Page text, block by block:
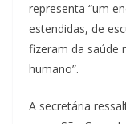
representa “um
estendidas, de
fizeram da saúde
humano”.
A secretária